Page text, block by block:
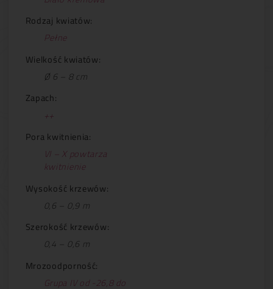
Rodzaj kwiatów:
Pełne
Wielkość kwiatów:
Ø 6 – 8 cm
Zapach:
++
Pora kwitnienia:
VI – X powtarza
kwitnienie
Wysokość krzewów:
0,6 – 0,9 m
Szerokość krzewów:
0,4 – 0,6 m
Mrozoodporność:
Grupa IV od -26,8 do